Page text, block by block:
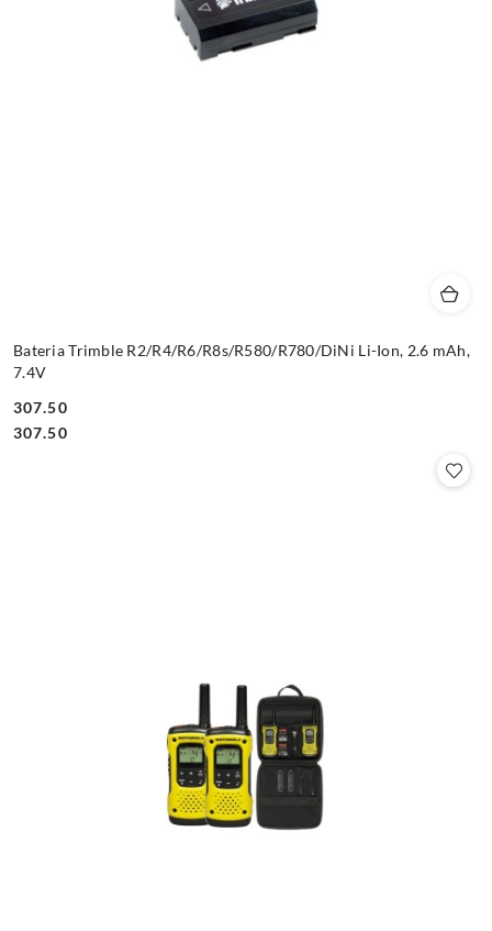
Bateria Trimble R2/R4/R6/R8s/R580/R780/DiNi Li-Ion, 2.6 mAh,
7.4V
Cena:
307.50
Cena:
307.50